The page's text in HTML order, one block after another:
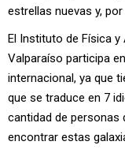
estrellas nuevas y, por
El Instituto de Física y
Valparaíso participa
internacional, ya que
que se traduce en 7
cantidad de personas
encontrar estas